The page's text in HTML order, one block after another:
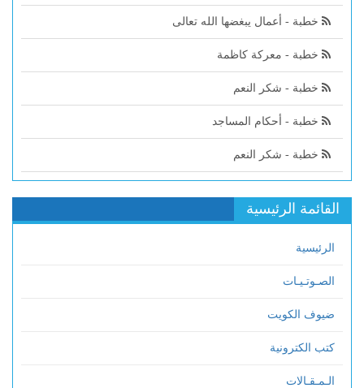
خطبة - أعمال يبغضها الله تعالى
خطبة - معركة كاظمة
خطبة - شكر النعم
خطبة - أحكام المساجد
خطبة - شكر النعم
القائمة الرئيسية
الرئيسية
الصـوتـيـات
ضيوف الكويت
كتب الكترونية
الـمـقـالات